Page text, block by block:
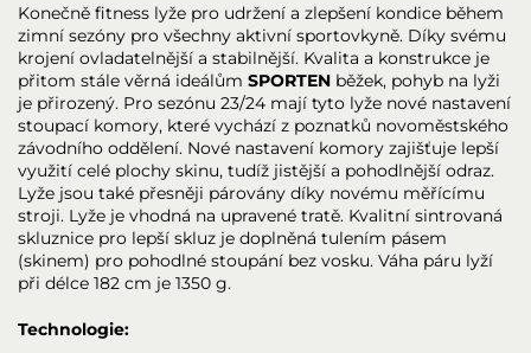
Konečně fitness lyže pro udržení a zlepšení kondice během
zimní sezóny pro všechny aktivní sportovkyně. Díky svému
krojení ovladatelnější a stabilnější. Kvalita a konstrukce je
přitom stále věrná ideálům SPORTEN běžek, pohyb na lyži
je přirozený. Pro sezónu 23/24 mají tyto lyže nové nastavení
stoupací komory, které vychází z poznatků novoměstského
závodního oddělení. Nové nastavení komory zajišťuje lepší
využití celé plochy skinu, tudíž jistější a pohodlnější odraz.
Lyže jsou také přesněji párovány díky novému měřícímu
stroji. Lyže je vhodná na upravené tratě. Kvalitní sintrovaná
skluznice pro lepší skluz je doplněná tulením pásem
(skinem) pro pohodlné stoupání bez vosku. Váha páru lyží
při délce 182 cm je 1350 g.
Technologie: